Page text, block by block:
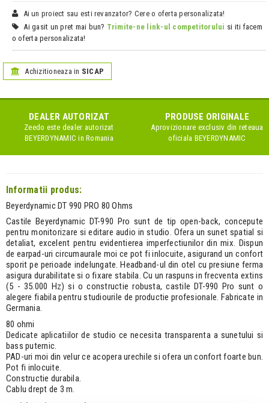
Ai un proiect sau esti revanzator? Cere o oferta personalizata!
Ai gasit un pret mai bun? Trimite-ne link-ul competitorului si iti facem
o oferta personalizata!
Achizitioneaza in SICAP
DEALER AUTORIZAT
Zeedo este dealer autorizat
BEYERDYNAMIC in Romania
PRODUSE ORIGINALE
Aprovizionare exclusiv din reteaua
oficiala BEYERDYNAMIC
Informatii produs:
Beyerdynamic DT 990 PRO 80 Ohms
Castile Beyerdynamic DT-990 Pro sunt de tip open-back, concepute
pentru monitorizare si editare audio in studio. Ofera un sunet spatial si
detaliat, excelent pentru evidentierea imperfectiunilor din mix. Dispun
de earpad-uri circumaurale moi ce pot fi inlocuite, asigurand un confort
sporit pe perioade indelungate. Headband-ul din otel cu presiune ferma
asigura durabilitate si o fixare stabila. Cu un raspuns in frecventa extins
(5 - 35.000 Hz) si o constructie robusta, castile DT-990 Pro sunt o
alegere fiabila pentru studiourile de productie profesionale. Fabricate in
Germania.
80 ohmi
Dedicate aplicatiilor de studio ce necesita transparenta a sunetului si
bass puternic.
PAD-uri moi din velur ce acopera urechile si ofera un confort foarte bun.
Pot fi inlocuite.
Constructie durabila.
Cablu drept de 3 m.